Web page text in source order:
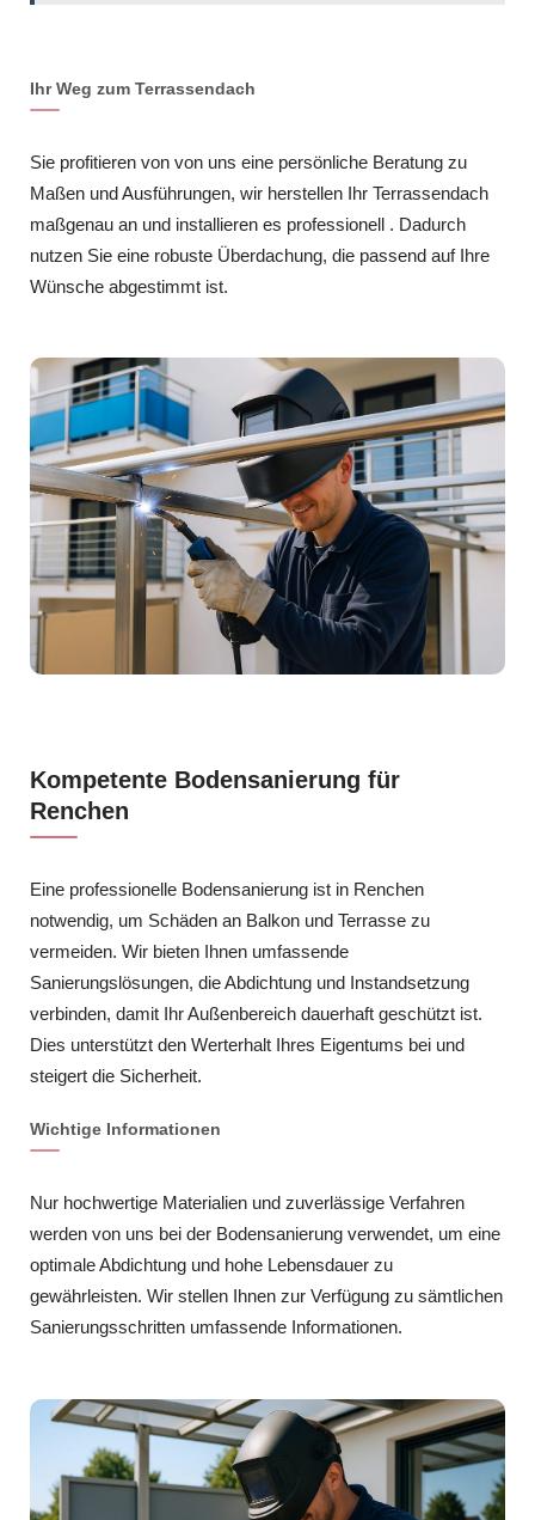
Ihr Weg zum Terrassendach
Sie profitieren von von uns eine persönliche Beratung zu
Maßen und Ausführungen, wir herstellen Ihr Terrassendach
maßgenau an und installieren es professionell . Dadurch
nutzen Sie eine robuste Überdachung, die passend auf Ihre
Wünsche abgestimmt ist.
Kompetente Bodensanierung für
Renchen
Eine professionelle Bodensanierung ist in Renchen
notwendig, um Schäden an Balkon und Terrasse zu
vermeiden. Wir bieten Ihnen umfassende
Sanierungslösungen, die Abdichtung und Instandsetzung
verbinden, damit Ihr Außenbereich dauerhaft geschützt ist.
Dies unterstützt den Werterhalt Ihres Eigentums bei und
steigert die Sicherheit.
Wichtige Informationen
Nur hochwertige Materialien und zuverlässige Verfahren
werden von uns bei der Bodensanierung verwendet, um eine
optimale Abdichtung und hohe Lebensdauer zu
gewährleisten. Wir stellen Ihnen zur Verfügung zu sämtlichen
Sanierungsschritten umfassende Informationen.